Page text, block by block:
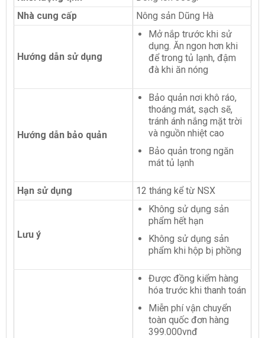
Nhà cung cấp
Nông sản Dũng Hà
Hướng dẫn sử dụng
Mở nắp trước khi sử
dụng. Ăn ngon hơn khi
để trong tủ lạnh, đậm
đà khi ăn nóng
Hướng dẫn bảo quản
Bảo quản nơi khô ráo,
thoáng mát, sạch sẽ,
tránh ánh nắng mặt trời
và nguồn nhiệt cao
Bảo quản trong ngăn
mát tủ lạnh
Hạn sử dụng 12 tháng kể từ NSX
Lưu ý
Không sử dụng sản
phẩm hết hạn
Không sử dụng sản
phẩm khi hộp bị phồng
Được đồng kiểm hàng
hóa trước khi thanh toán
Miễn phí vận chuyển
toàn quốc đơn hàng
399.000vnđ